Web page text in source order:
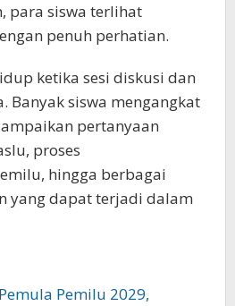
para siswa terlihat
penuh perhatian.
ketika sesi diskusi dan
Banyak siswa mengangkat
pertanyaan
proses
hingga berbagai
yang dapat terjadi dalam
Pemilu 2029,